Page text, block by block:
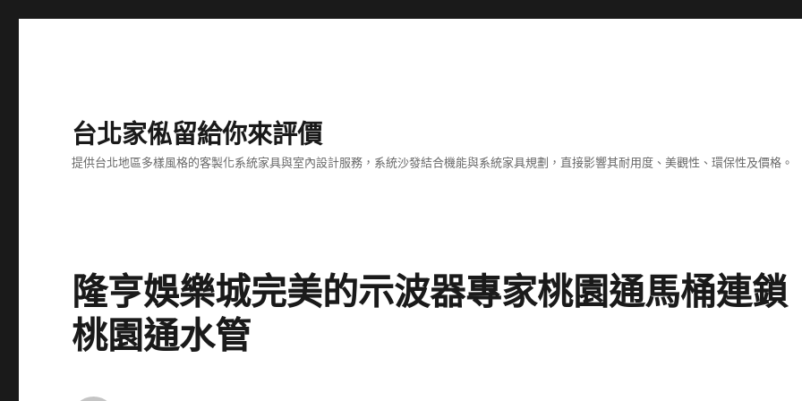
台北家俬留給你來評價
提供台北地區多樣風格的客製化系統家具與室內設計服務，系統沙發結合機能與系統家具規劃，直接影響其耐用度、美觀性、環保性及價格。
隆亨娛樂城完美的示波器專家桃園通馬桶連鎖
桃園通水管